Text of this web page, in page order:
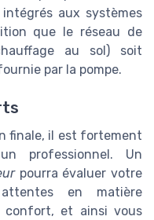
aux systèmes
que le réseau de
au sol) soit
par la pompe.
finale, il est fortement
professionnel. Un
pourra évaluer votre
en matière
confort, et ainsi vous